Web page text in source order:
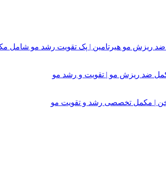
ریزش مو هیرتامین | پک تقویت رشد مو شامل
| مکمل تخصصی رشد و تقویت مو